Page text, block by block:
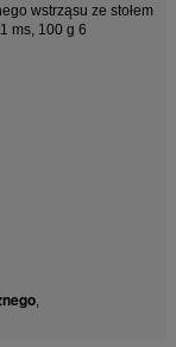
wstrząsu ze stołem
ms, 100 g 6
,